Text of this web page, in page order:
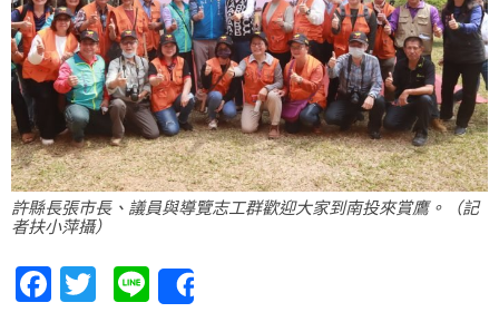
許縣長張市長、議員與導覽志工群歡迎大家到南投來賞鷹。（記
者扶小萍攝）
Facebook
Twitter
Line